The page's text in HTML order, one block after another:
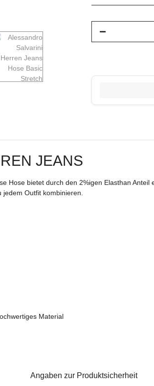
JEANS
Hose bietet durch den 2%igen Elasthan
jedem Outfit kombinieren.
Material
Angaben zur Produktsicherheit